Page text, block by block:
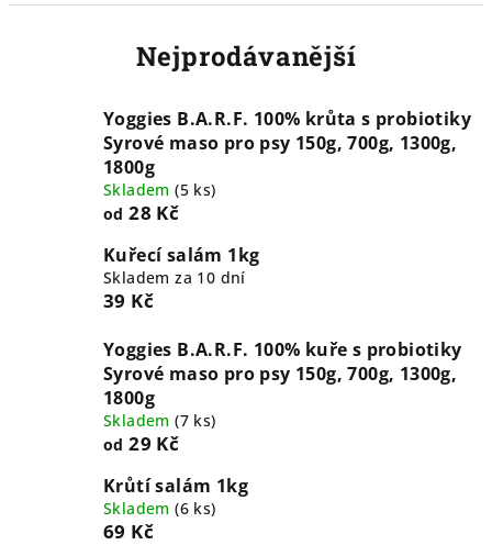
Nejprodávanější
Yoggies B.A.R.F. 100% krůta s probiotiky
Syrové maso pro psy 150g, 700g, 1300g,
1800g
Skladem(5 ks)
od 28 Kč
Kuřecí salám 1kg
Skladem za 10 dní
39 Kč
Yoggies B.A.R.F. 100% kuře s probiotiky
Syrové maso pro psy 150g, 700g, 1300g,
1800g
Skladem(7 ks)
od 29 Kč
Krůtí salám 1kg
Skladem(6 ks)
69 Kč